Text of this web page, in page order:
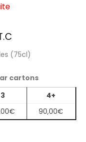
(75cl)
cartons
3
4+
€ 90,00€